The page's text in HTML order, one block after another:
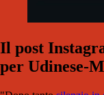
Il post
per Udinese-